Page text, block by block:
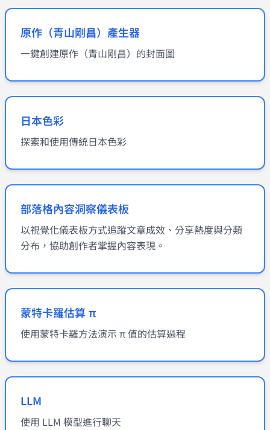
原作（青山剛昌）產生器
一鍵創建原作（青山剛昌）的封面圖
日本色彩
探索和使用傳統日本色彩
部落格內容洞察儀表板
以視覺化儀表板方式追蹤文章成效、分享熱度與分類
分布，協助創作者掌握內容表現。
蒙特卡羅估算 π
使用蒙特卡羅方法演示 π 值的估算過程
LLM
使用 LLM 模型進行聊天